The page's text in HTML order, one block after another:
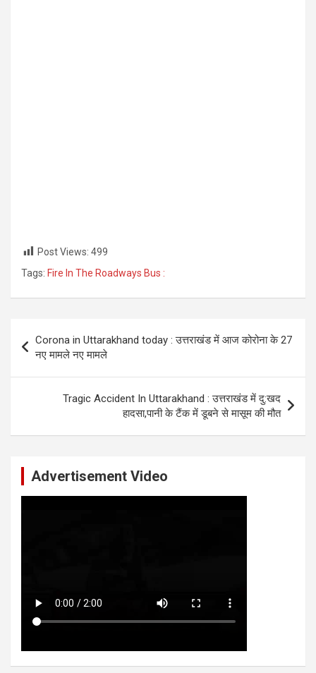
Post Views: 499
Tags: Fire In The Roadways Bus :
navigation
Corona in Uttarakhand today : उत्तराखंड में आज कोरोना के 27
नए मामले नए मामले
Tragic Accident In Uttarakhand : उत्तराखंड में दु:खद
हादसा,पानी के टैंक में डूबने से मासूम की मौत
Advertisement Video